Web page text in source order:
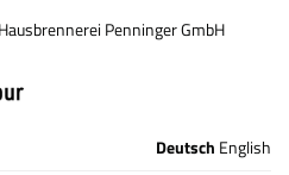
Penninger GmbH
Deutsch English